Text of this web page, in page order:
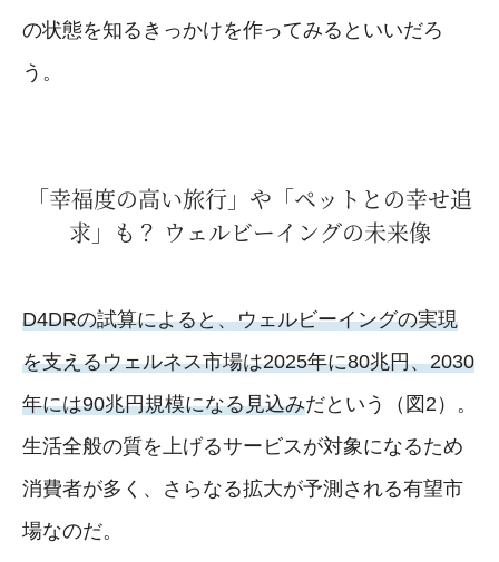
の状態を知るきっかけを作ってみるといいだろ
う。
「幸福度の高い旅行」や「ペットとの幸せ追
求」も？ ウェルビーイングの未来像
D4DRの試算によると、ウェルビーイングの実現
を支えるウェルネス市場は2025年に80兆円、2030
年には90兆円規模になる見込みだという（図2）。
生活全般の質を上げるサービスが対象になるため
消費者が多く、さらなる拡大が予測される有望市
場なのだ。